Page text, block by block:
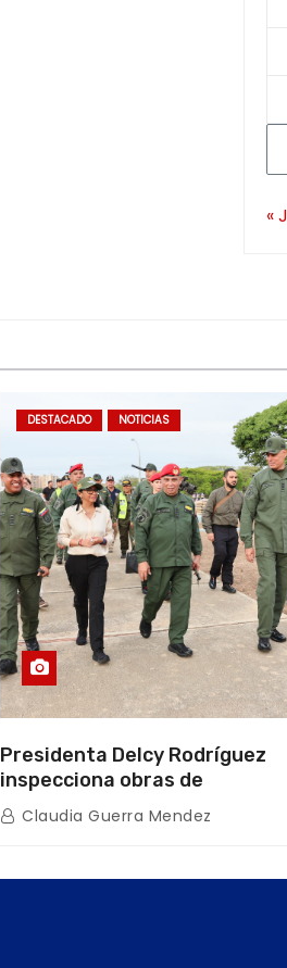
«
DESTACADO NOTICIAS
Presidenta Delcy Rodríguez
inspecciona obras de
restauración en Escuela Naval
tras afectaciones sísmicas en
Claudia Guerra Mendez